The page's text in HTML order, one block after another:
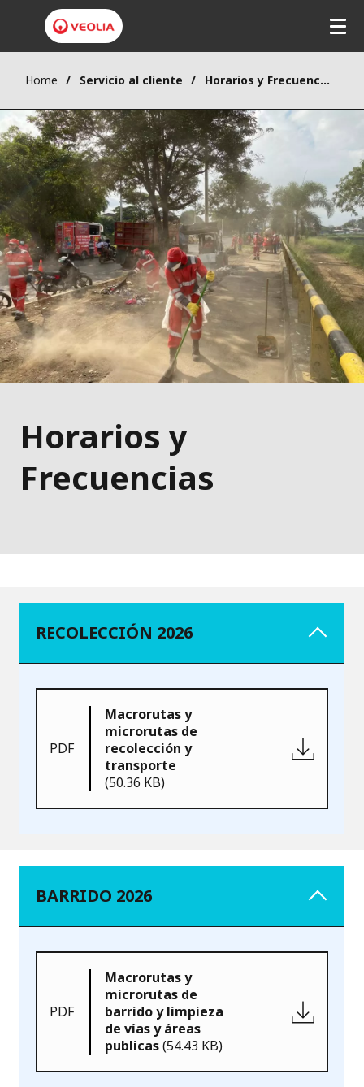
Home Servicio al cliente Horarios y Frecuencias
Horarios y
Frecuencias
RECOLECCIÓN 2026
PDF
Macrorutas y
microrutas de
recolección y
transporte
(50.36 KB)
BARRIDO 2026
PDF
Macrorutas y
microrutas de
barrido y limpieza
de vías y áreas
publicas(54.43 KB)